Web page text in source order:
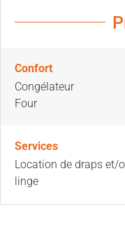
Confort
Congélateur
Four
Services
Location de draps et/
linge